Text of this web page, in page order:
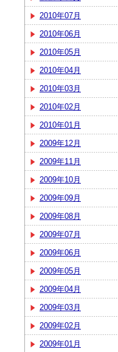
2010年07月
2010年06月
2010年05月
2010年04月
2010年03月
2010年02月
2010年01月
2009年12月
2009年11月
2009年10月
2009年09月
2009年08月
2009年07月
2009年06月
2009年05月
2009年04月
2009年03月
2009年02月
2009年01月